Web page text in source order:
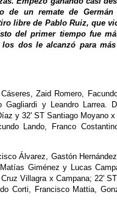
de un remate de
libre de Pablo Ruiz, que
del primer tiempo fue
dos le alcanzó para
Zaid Romero,
Gagliardi y Leandro Larrea.
y 32' ST Santiago Moyano
Lando, Franco
Álvarez, Gastón
Giménez y Lucas
Villagra x Campana; 22'
Corti, Francisco Mattia,